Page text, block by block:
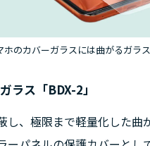
ホのカバーガラスには曲がるガラ
ラス「BDX-2」
し、極限まで軽量化した曲